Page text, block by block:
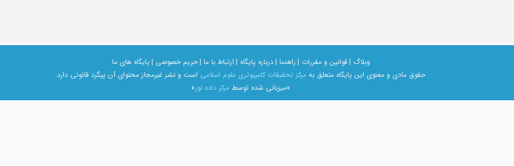
وبلاگ |قوانین و مقررات | راهنما |درباره پایگاه | ارتباط با ما |حریم خصوصی | پایگاه های ما
حقوق مادی و معنوی اين پايگاه متعلق به مرکز تحقیقات کامپیوتری علوم اسلامی است و نشر غیرمجاز محتوای آن پیگرد قانونی دارد.
«میزبانی شده توسطمرکز داده نور»